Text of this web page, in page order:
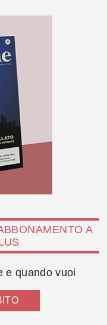
A
e quando vuoi